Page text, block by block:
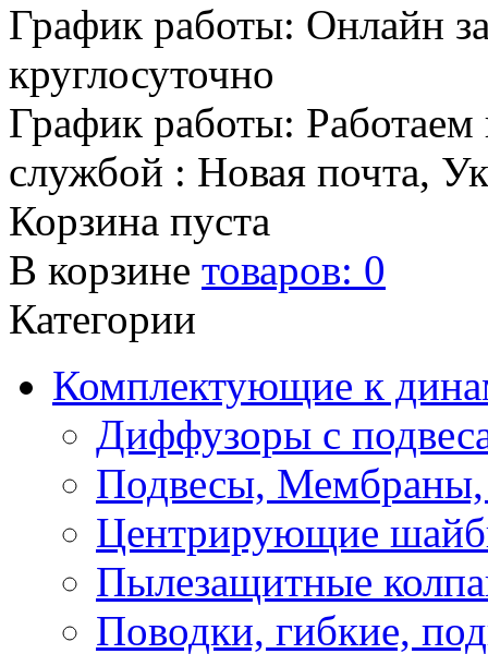
График работы: Онлайн
круглосуточно
График работы: Работаем
службой : Новая почта,
Корзина пуста
В корзине товаров: 0
Категории
Комплектующие к
Диффузоры с
Подвесы,
Центрирующие
Пылезащитные
Поводки, гибкие,